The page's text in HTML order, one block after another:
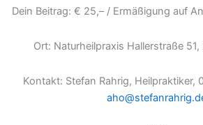
Dein Beitrag: € 25,– / Ermäßigung auf
Ort: Naturheilpraxis Hallerstraße
Kontakt: Stefan Rahrig, Heilpraktiker,